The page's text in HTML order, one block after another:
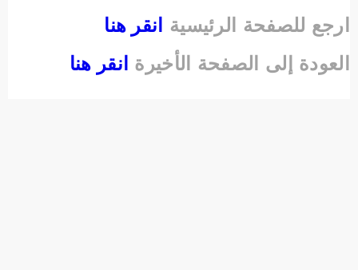
ارجع للصفحة الرئيسية
انقر هنا
العودة إلى الصفحة الأخيرة انقر هنا